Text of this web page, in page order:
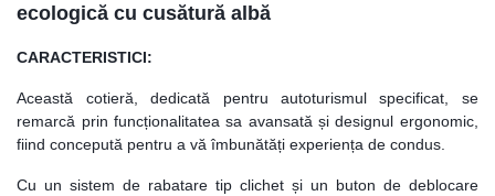
ecologică cucusătură albă
CARACTERISTICI:
Această cotieră, dedicată pentru autoturismul specificat, se
remarcă prin funcționalitatea sa avansată și designul ergonomic,
fiind concepută pentru a vă îmbunătăți experiența de condus.
Cu un sistem de rabatare tip clichet și un buton de deblocare